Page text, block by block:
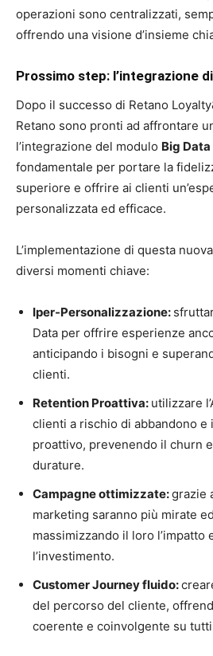
operazioni sono centralizzati,
offrendo una visione d’insieme
Prossimo step: l’integrazione
Dopo il successo di Retano
Retano sono pronti ad affrontare
l’integrazione del modulo Big Data
fondamentale per portare la
superiore e offrire ai clienti
personalizzata ed efficace.
L’implementazione di questa
diversi momenti chiave:
Iper-Personalizzazione:
Data per offrire esperienze
anticipando i bisogni e
clienti.
Retention Proattiva: utilizzare
clienti a rischio di abbandono
proattivo, prevenendo il churn
durature.
Campagne ottimizzate:grazie
marketing saranno più mirate
massimizzando il loro l’impatto
l’investimento.
Customer Journey fluido:
del percorso del cliente,
coerente e coinvolgente su